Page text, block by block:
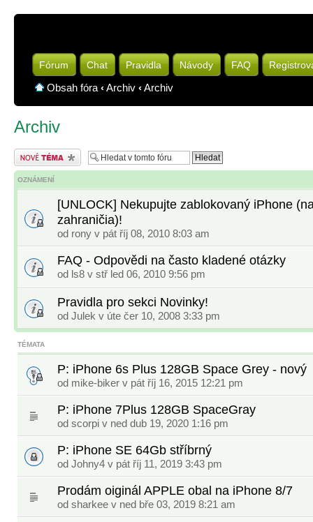
Fórum Chat Pravidla Návody FAQ
Obsah fóra ‹Archiv ‹Archiv
Archiv
Odeslat nové téma
OZNÁMENÍ
[UNLOCK] Nekupujte zablokovaný iPhone
zahraničia)!
od rony v pát říj 08, 2010 8:03 am
FAQ - Odpovědi na často kladené otázky
od ls8 v stř led 06, 2010 9:56 pm
Pravidla pro sekci Novinky!
od Julek v úte čer 10, 2008 3:33 pm
TÉMATA
P: iPhone 6s Plus 128GB Space Grey - nový
od mike-biker v pát říj 16, 2015 12:21 pm
P: iPhone 7Plus 128GB SpaceGray
od scorpi v ned dub 19, 2020 1:16 pm
P: iPhone SE 64Gb stříbrný
od Johny4 v pát říj 11, 2019 3:43 pm
Prodám oiginál APPLE obal na iPhone 8/7
od sharkee v ned bře 03, 2019 8:21 am